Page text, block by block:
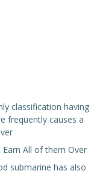
classification having
frequently causes a
All of them Over
submarine has also